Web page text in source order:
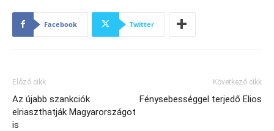
Facebook Twitter
Előző cikk
Az újabb szankciók
elriaszthatják Magyarországot
is
Következő cikk
Fénysebességgel terjedő Elios